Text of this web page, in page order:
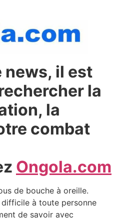
news, il est
la
la
combat
Ongola.com
de bouche à oreille.
à toute personne
de savoir avec